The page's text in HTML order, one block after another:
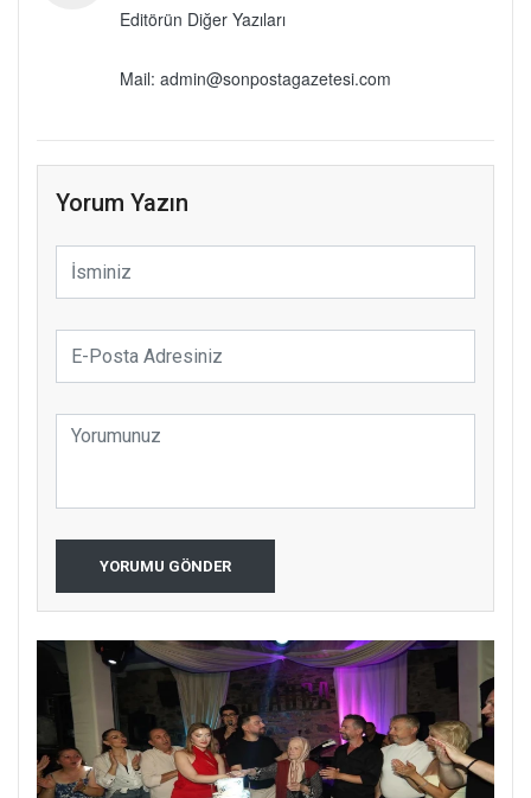
Editörün Diğer Yazıları
Mail: admin@sonpostagazetesi.com
Yorum Yazın
YORUMU GÖNDER